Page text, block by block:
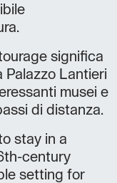
significa
Palazzo Lantieri
musei e
di distanza.
stay in a
century
setting for